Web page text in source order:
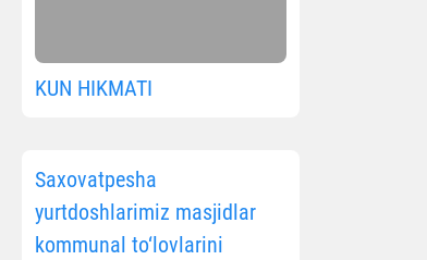
KUN HIKMATI
Saxovatpesha
yurtdoshlarimiz masjidlar
kommunal to‘lovlarini